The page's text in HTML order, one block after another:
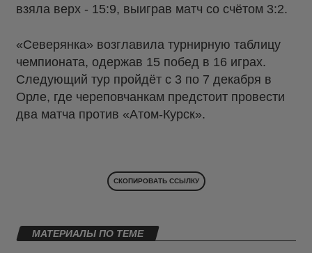
взяла верх - 15:9, выиграв матч со счётом 3:2.
«Северянка» возглавила турнирную таблицу
чемпионата, одержав 15 побед в 16 играх.
Следующий тур пройдёт с 3 по 7 декабря в
Орле, где череповчанкам предстоит провести
два матча против «Атом-Курск».
СКОПИРОВАТЬ ССЫЛКУ
МАТЕРИАЛЫ ПО ТЕМЕ